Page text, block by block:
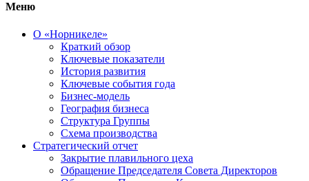
Меню
О «Норникеле»
Краткий обзор
Ключевые показатели
История развития
Ключевые события года
Бизнес-модель
География бизнеса
Структура Группы
Схема производства
Стратегический отчет
Закрытие плавильного цеха
Обращение Председателя Совета Директоров